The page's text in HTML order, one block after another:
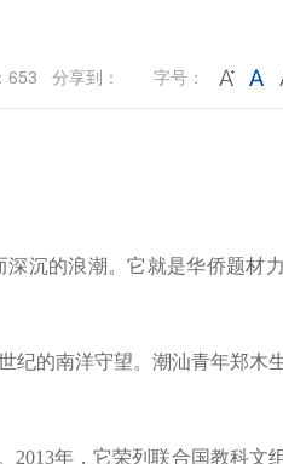
分享到： 字号：
沉的浪潮。它就是华侨题材
的南洋守望。潮汕青年郑木
2013年，它荣列联合国教科文